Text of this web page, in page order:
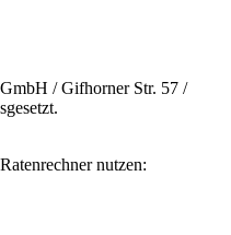
/ Gifhorner Str. 57 /
nutzen: